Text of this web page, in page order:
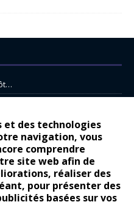
et des technologies
navigation, vous
comprendre
site web afin de
réaliser des
pour présenter des
basées sur vos
Citroën
légende